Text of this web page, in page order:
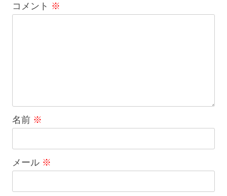
ョ
コメント ※
名前 ※
メール ※